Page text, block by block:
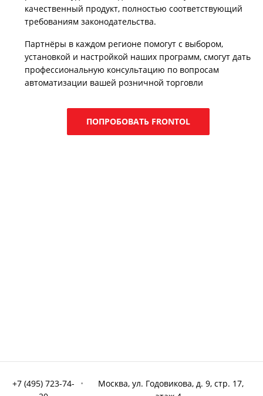
качественный продукт, полностью cоответствующий
требованиям законодательства.
Партнёры в каждом регионе помогут с выбором,
установкой и настройкой наших программ, смогут дать
профессиональную консультацию по вопросам
автоматизации вашей розничной торговли
ПОПРОБОВАТЬ FRONTOL
+7 (495) 723-74-
•
Москва, ул. Годовикова, д. 9, стр. 17,